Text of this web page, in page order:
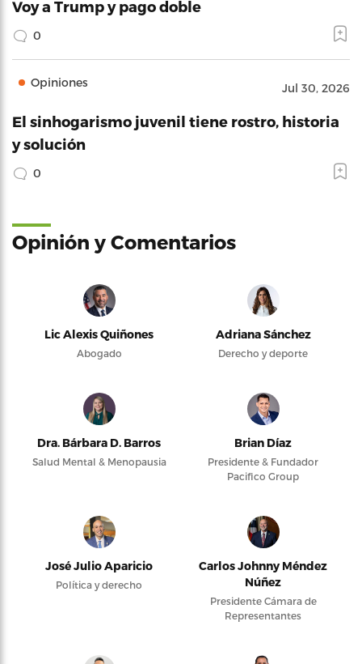
Voy a Trump y pago doble
0
Opiniones Jul 30, 2026
El sinhogarismo juvenil tiene rostro, historia
y solución
0
Opinión y Comentarios
Lic Alexis Quiñones
Abogado
Adriana Sánchez
Derecho y deporte
Dra. Bárbara D. Barros
Salud Mental & Menopausia
Brian Díaz
Presidente & Fundador
Pacifico Group
José Julio Aparicio
Política y derecho
Carlos Johnny Méndez
Núñez
Presidente Cámara de
Representantes